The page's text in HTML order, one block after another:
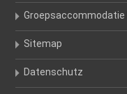
Groepsaccommodatie
Sitemap
Datenschutz